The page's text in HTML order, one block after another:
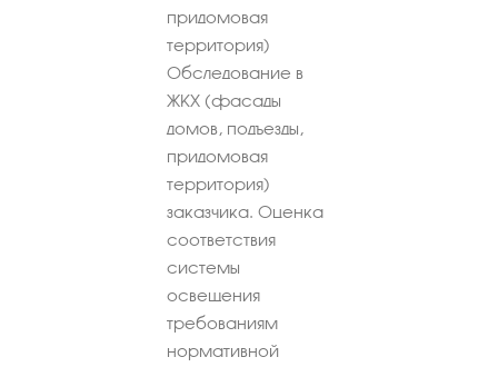
придомовая
территория)
Обследование в
ЖКХ (фасады
домов, подъезды,
придомовая
территория)
заказчика. Оценка
соответствия
системы
освещения
требованиям
нормативной